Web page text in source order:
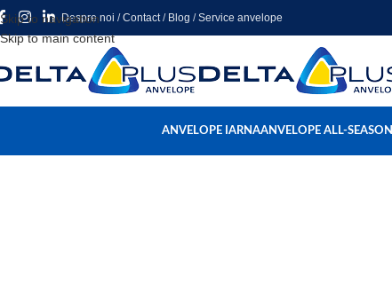
Skip to navigation
Skip to main content
Despre noi /Contact/ Blog /Service anvelope
ANVELOPE IARNAANVELOPE ALL-SEASON